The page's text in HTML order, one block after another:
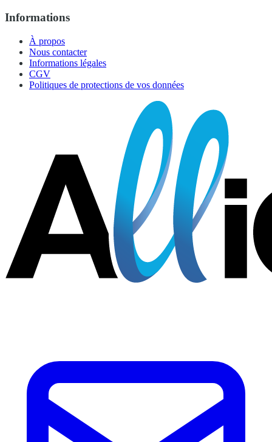
Informations
À propos
Nous contacter
Informations légales
CGV
Politiques de protections de vos données